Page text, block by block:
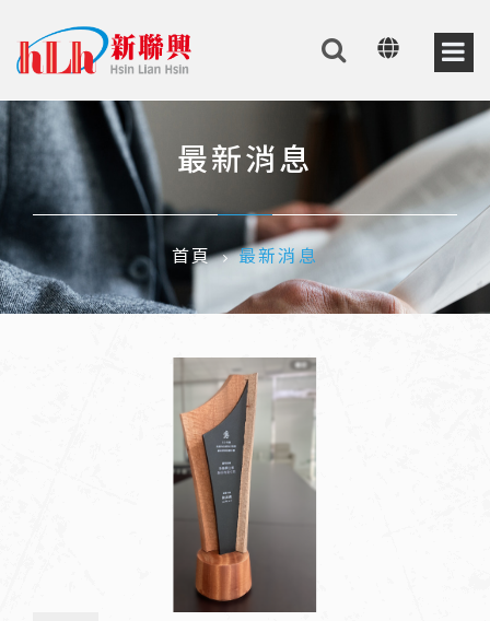
最新消息
首頁 最新消息